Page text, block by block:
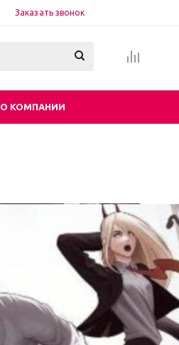
Заказать звонок
О КОМПАНИИ